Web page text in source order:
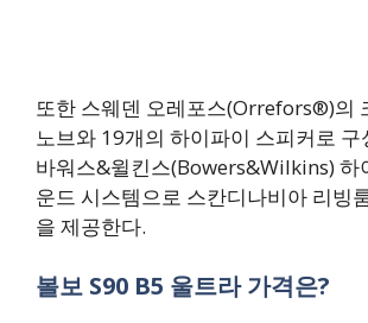
또한 스웨덴 오레포스(Orrefors®)의
노브와 19개의 하이파이 스피커로
바워스&윌킨스(Bowers&Wilkins) 하
운드 시스템으로 스칸디나비아 리빙
을 제공한다.
볼보 S90 B5 울트라 가격은?